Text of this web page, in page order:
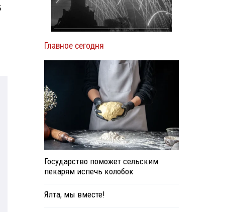
Главное сегодня
Государство поможет сельским
пекарям испечь колобок
Ялта, мы вместе!